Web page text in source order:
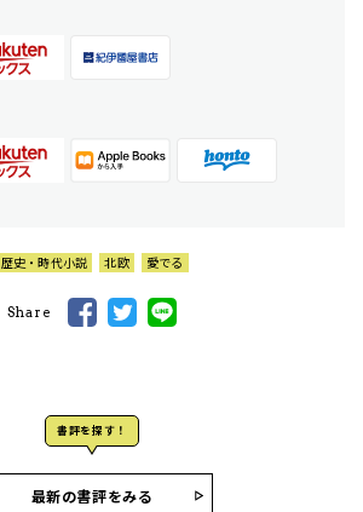
歴史・時代小説 北欧 愛でる
Share
書評を探す！
最新の書評をみる